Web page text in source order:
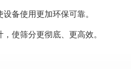
备使用更加环保可靠。
使筛分更彻底、更高效。